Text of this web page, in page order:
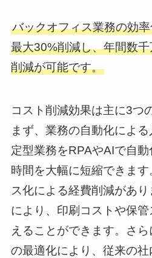
バックオフィス業務の効
最大30%削減し、年間数
削減が可能です。
コスト削減効果は主に3つ
まず、業務の自動化による
定型業務をRPAやAIで自
時間を大幅に短縮できま
ス化による経費削減があ
により、印刷コストや保
えることができます。さ
の最適化により、従来の